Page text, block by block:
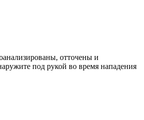
отточены и
под рукой во время нападения